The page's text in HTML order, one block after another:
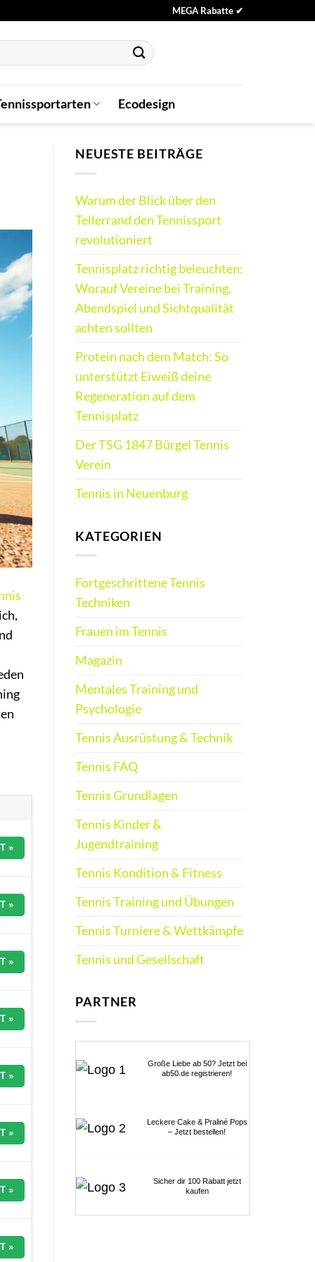
MEGA Rabatte ✔
Ecodesign
»
»
»
»
»
»
»
»
NEUESTE BEITRÄGE
Warum der Blick über den
Tellerrand den Tennissport
revolutioniert
Tennisplatz richtig beleuchten:
Worauf Vereine bei Training,
Abendspiel und Sichtqualität
achten sollten
Protein nach dem Match: So
unterstützt Eiweiß deine
Regeneration auf dem
Tennisplatz
Der TSG 1847 Bürgel Tennis
Verein
Tennis in Neuenburg
KATEGORIEN
Fortgeschrittene Tennis
Techniken
Frauen im Tennis
Magazin
Mentales Training und
Psychologie
Tennis Ausrüstung & Technik
Tennis FAQ
Tennis Grundlagen
Tennis Kinder &
Jugendtraining
Tennis Kondition & Fitness
Tennis Training und Übungen
Tennis Turniere & Wettkämpfe
Tennis und Gesellschaft
PARTNER
Große Liebe ab 50? Jetzt bei
ab50.de registrieren!
Leckere Cake & Praliné Pops
– Jetzt bestellen!
Sicher dir 100 Rabatt jetzt
kaufen